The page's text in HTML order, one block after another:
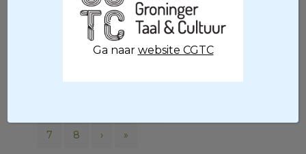
Culturele Mobiliteit
door Convident-admin
7 8 › »
Ga naar website CGTC